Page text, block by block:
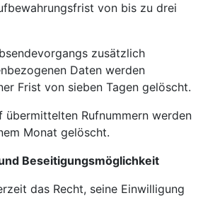
von bis zu drei
zusätzlich
Daten werden
Frist von sieben Tagen gelöscht.
übermittelten Rufnummern werden
Monat gelöscht.
Beseitigungsmöglichkeit
das Recht, seine Einwilligung